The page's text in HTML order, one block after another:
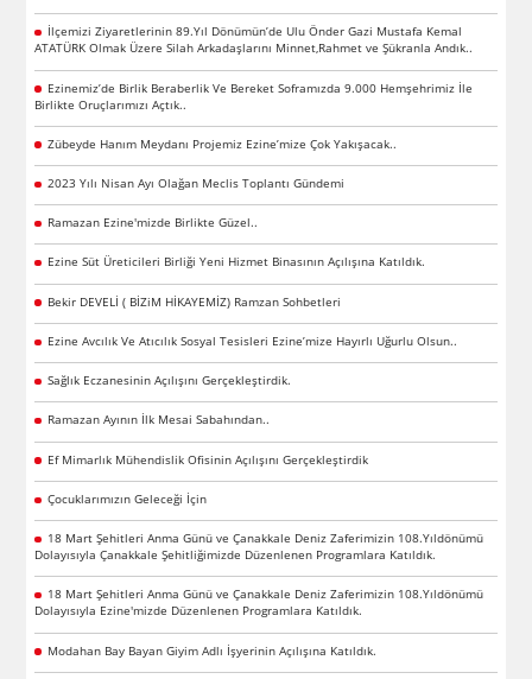
İlçemizi Ziyaretlerinin 89.Yıl Dönümün’de Ulu Önder Gazi Mustafa Kemal
ATATÜRK Olmak Üzere Silah Arkadaşlarını Minnet,Rahmet ve Şükranla Andık..
Ezinemiz’de Birlik Beraberlik Ve Bereket Soframızda 9.000 Hemşehrimiz İle
Birlikte Oruçlarımızı Açtık..
Zübeyde Hanım Meydanı Projemiz Ezine’mize Çok Yakışacak..
2023 Yılı Nisan Ayı Olağan Meclis Toplantı Gündemi
Ramazan Ezine'mizde Birlikte Güzel..
Ezine Süt Üreticileri Birliği Yeni Hizmet Binasının Açılışına Katıldık.
Bekir DEVELİ ( BİZiM HİKAYEMİZ) Ramzan Sohbetleri
Ezine Avcılık Ve Atıcılık Sosyal Tesisleri Ezine’mize Hayırlı Uğurlu Olsun..
Sağlık Eczanesinin Açılışını Gerçekleştirdik.
Ramazan Ayının İlk Mesai Sabahından..
Ef Mimarlık Mühendislik Ofisinin Açılışını Gerçekleştirdik
Çocuklarımızın Geleceği İçin
18 Mart Şehitleri Anma Günü ve Çanakkale Deniz Zaferimizin 108.Yıldönümü
Dolayısıyla Çanakkale Şehitliğimizde Düzenlenen Programlara Katıldık.
18 Mart Şehitleri Anma Günü ve Çanakkale Deniz Zaferimizin 108.Yıldönümü
Dolayısıyla Ezine'mizde Düzenlenen Programlara Katıldık.
Modahan Bay Bayan Giyim Adlı İşyerinin Açılışına Katıldık.